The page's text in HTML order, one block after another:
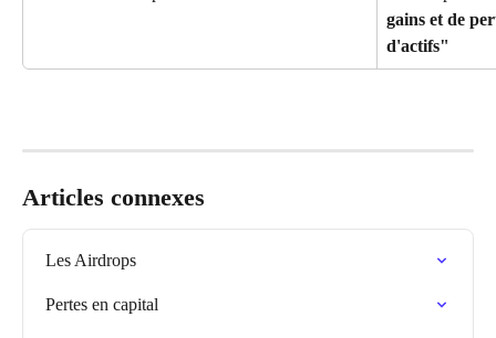
gains et de
d'actifs"
Articles connexes
Les Airdrops
Pertes en capital